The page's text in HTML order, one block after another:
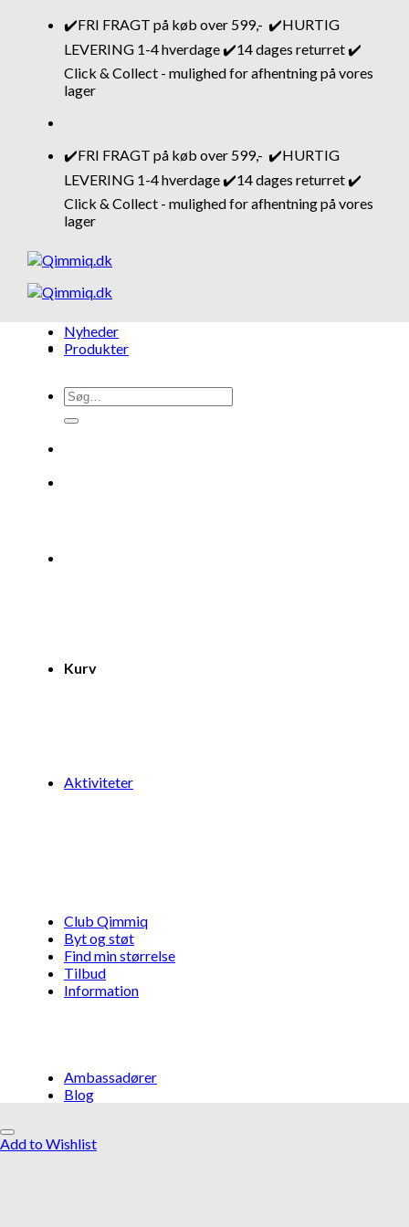
Fortsæt
✔️FRI FRAGT på køb over 599,- ✔️HURTIG
LEVERING 1-4 hverdage ✔️14 dages returret ✔️
Click & Collect - mulighed for afhentning på vores
lager
✔️FRI FRAGT på køb over 599,- ✔️HURTIG
LEVERING 1-4 hverdage ✔️14 dages returret ✔️
Click & Collect - mulighed for afhentning på vores
lager
Søg
efter:
Kurv
Nyheder
Produkter
Aktiviteter
Club Qimmiq
Byt og støt
Find min størrelse
Tilbud
Information
Ambassadører
Blog
Måske kunne nogle af disse produkter
Add to Wishlist